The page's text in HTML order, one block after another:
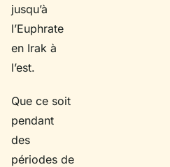
jusqu’à
l’Euphrate
en Irak à
l’est.
Que ce soit
pendant
des
périodes de